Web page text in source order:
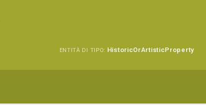
ENTITÀ DI TIPO: HistoricOrArtisticProperty